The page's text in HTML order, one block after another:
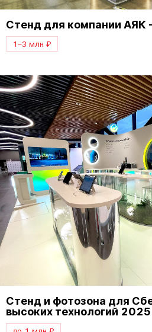
Стенд для компании АЯК
1–3 млн ₽
Стенд и фотозона для
высоких технологий 2025